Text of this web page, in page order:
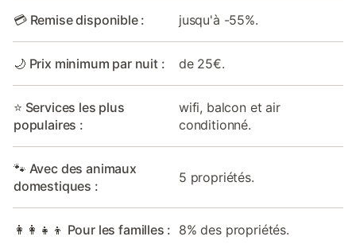
💳 Remise disponible : jusqu'à -55%.
🌙 Prix minimum par nuit : de 25€.
⭐ Services les plus
populaires :
wifi, balcon et air
conditionné.
🐾 Avec des animaux
domestiques :
5 propriétés.
👩‍👩‍👧‍👦 Pour les familles : 8% des propriétés.